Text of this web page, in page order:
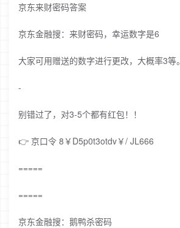
京东来财密码答案
京东金融搜：来财密码，幸运数字是6
大家可用赠送的数字进行更改，大概率3等。
-
别错过了，对3-5个都有红包！！
👉 京口令 8￥D5p0t3otdv￥/ JL666
=====
=====
京东金融搜：鹅鸭杀密码